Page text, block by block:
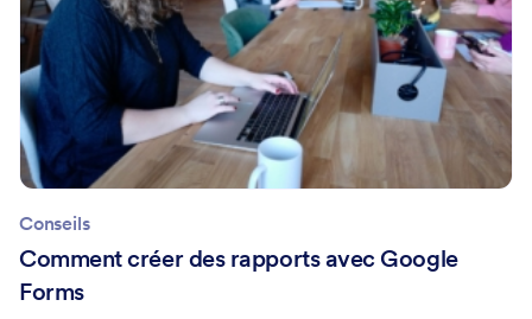
Conseils
Comment créer des rapports avec Google
Forms